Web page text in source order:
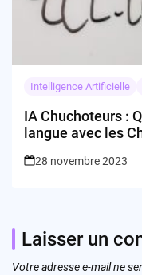
Intelligence Artificielle
IA Chuchoteurs :
langue avec les
28 novembre 2023
Laisser un
Votre adresse e-mail ne